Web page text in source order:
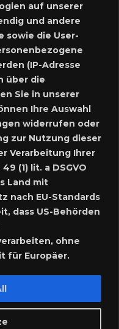
auf unserer
und andere
sowie die User-
(IP-Adresse
über die
Sie in unserer
Ihre Auswahl
widerrufen oder
zur Nutzung dieser
Verarbeitung Ihrer
(1) lit. a DSGVO
Land mit
nach EU-Standards
dass US-Behörden
ohne
für Europäer.